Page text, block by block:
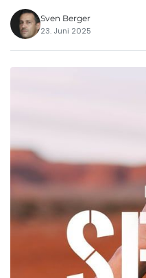
Sven Berger
23. Juni 2025